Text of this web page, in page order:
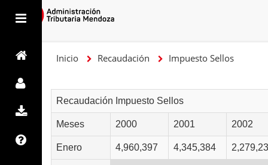
Inicio Recaudación Impuesto Sellos
Recaudación Impuesto Sellos
Meses 2000 2001 2002
Enero 4,960,397 4,345,384